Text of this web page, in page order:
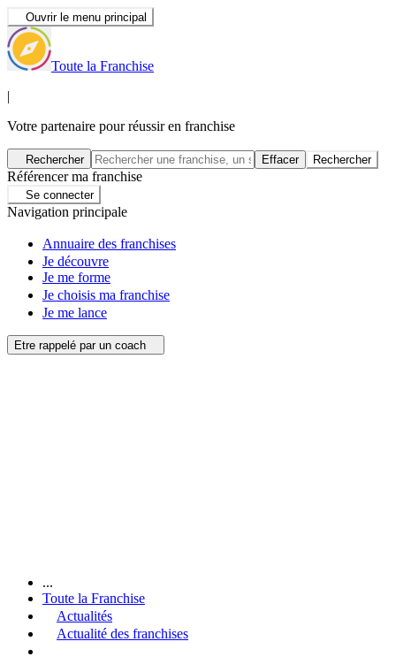
Ouvrir le menu principal
Toute la Franchise
|
Votre partenaire pour réussir en franchise
Rechercher Effacer Rechercher
Référencer ma franchise
Se connecter
Navigation principale
Annuaire des franchises
Je découvre
Je me forme
Je choisis ma franchise
Je me lance
Etre rappelé par un coach
...
Toute la Franchise
Actualités
Actualité des franchises